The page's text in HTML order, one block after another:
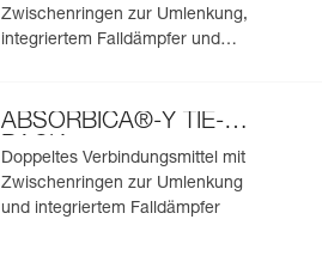
Zwischenringen zur Umlenkung,
integriertem Falldämpfer und
ABSORBICA®-Y TIE-
BACK
Doppeltes Verbindungsmittel mit
Zwischenringen zur Umlenkung
und integriertem Falldämpfer